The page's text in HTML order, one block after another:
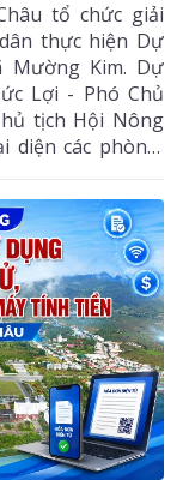
tổ chức giải
thực hiện Dự
Mường Kim. Dự
Lợi - Phó Chủ
tịch Hội Nông
diện các phòng,
và các hội viên